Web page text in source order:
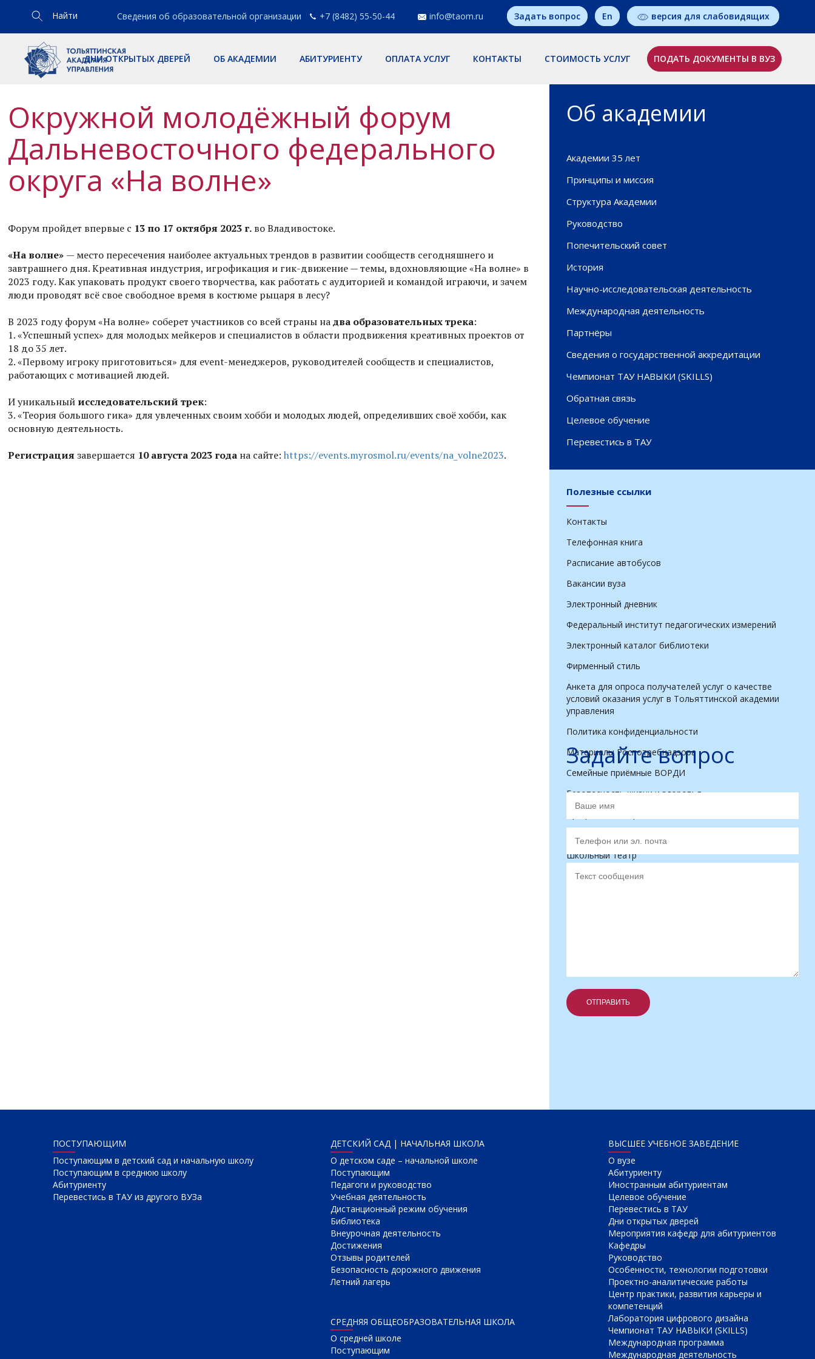
Найти Сведения об образовательной организации +7 (8482) 55-50-44 info@taom.ru Задать вопрос En версия для слабовидящих
ДНИ ОТКРЫТЫХ ДВЕРЕЙ ОБ АКАДЕМИИ АБИТУРИЕНТУ ОПЛАТА УСЛУГ КОНТАКТЫ СТОИМОСТЬ УСЛУГ ПОДАТЬ ДОКУМЕНТЫ В ВУЗ
Окружной молодёжный форум
Дальневосточного федерального
округа «На волне»
Форум пройдет впервые с 13 по 17 октября 2023 г. во Владивостоке.
«На волне» — место пересечения наиболее актуальных трендов в развитии сообществ сегодняшнего и
завтрашнего дня. Креативная индустрия, игрофикация и гик-движение — темы, вдохновляющие «На волне» в
2023 году. Как упаковать продукт своего творчества, как работать с аудиторией и командой играючи, и зачем
люди проводят всё свое свободное время в костюме рыцаря в лесу?
В 2023 году форум «На волне» соберет участников со всей страны надва образовательных трека:
1. «Успешный успех» для молодых мейкеров и специалистов в области продвижения креативных проектов от
18 до 35 лет.
2. «Первому игроку приготовиться» для event-менеджеров, руководителей сообществ и специалистов,
работающих с мотивацией людей.
И уникальный исследовательский трек:
3. «Теория большого гика» для увлеченных своим хобби и молодых людей, определивших своё хобби, как
основную деятельность.
Регистрация завершается 10 августа 2023 года на сайте: https://events.myrosmol.ru/events/na_volne2023.
Об академии
Академии 35 лет
Принципы и миссия
Структура Академии
Руководство
Попечительский совет
История
Научно-исследовательская деятельность
Международная деятельность
Партнёры
Сведения о государственной аккредитации
Чемпионат ТАУ НАВЫКИ (SKILLS)
Обратная связь
Целевое обучение
Перевестись в ТАУ
Полезные ссылки
Контакты
Телефонная книга
Расписание автобусов
Вакансии вуза
Электронный дневник
Федеральный институт педагогических измерений
Электронный каталог библиотеки
Фирменный стиль
Анкета для опроса получателей услуг о качестве
условий оказания услуг в Тольяттинской академии
управления
Политика конфиденциальности
Материалы Роспотребнадзора
Семейные приёмные ВОРДИ
Безопасность жизни и здоровья
Школьный театр
Об ответственности за содействие и участие в
Задайте вопрос
ОТПРАВИТЬ
ПОСТУПАЮЩИМ
Поступающим в детский сад и начальную школу
Поступающим в среднюю школу
Абитуриенту
Перевестись в ТАУ из другого ВУЗа
ДЕТСКИЙ САД | НАЧАЛЬНАЯ ШКОЛА
О детском саде – начальной школе
Поступающим
Педагоги и руководство
Учебная деятельность
Дистанционный режим обучения
Библиотека
Внеурочная деятельность
Достижения
Отзывы родителей
Безопасность дорожного движения
Летний лагерь
СРЕДНЯЯ ОБЩЕОБРАЗОВАТЕЛЬНАЯ ШКОЛА
О cредней школе
Поступающим
ВЫСШЕЕ УЧЕБНОЕ ЗАВЕДЕНИЕ
О вузе
Абитуриенту
Иностранным абитуриентам
Целевое обучение
Перевестись в ТАУ
Дни открытых дверей
Мероприятия кафедр для абитуриентов
Кафедры
Руководство
Особенности, технологии подготовки
Проектно-аналитические работы
Центр практики, развития карьеры и
компетенций
Лаборатория цифрового дизайна
Чемпионат ТАУ НАВЫКИ (SKILLS)
Международная программа
Международная деятельность